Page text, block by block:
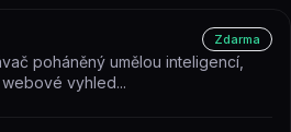
Zdarma
poháněný umělou inteligencí,
vyhled...